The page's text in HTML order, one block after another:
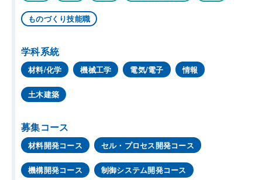
ものづくり技能職
学科系統
材料/化学 機械工学 電気/電子 情報
土木建築
募集コース
材料開発コース セル・プロセス開発コース
機構開発コース 制御システム開発コース